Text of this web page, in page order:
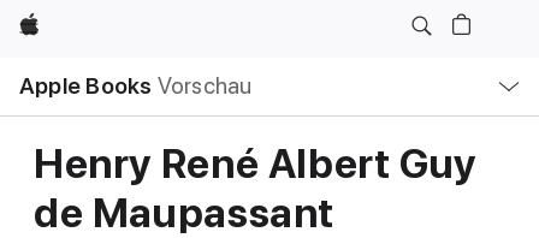
Apple
Apple Books Vorschau
Navigation
Menü
öffnen
Henry René Albert Guy
de Maupassant